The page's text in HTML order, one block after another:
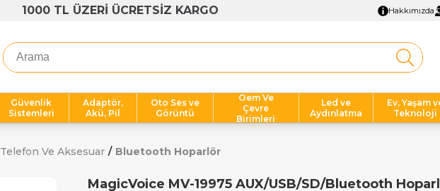
1000 TL ÜZERİ ÜCRETSİZ KARGO Hakkımızda
Güvenlik
Sistemleri
Adaptör,
Akü, Pil
Oto Ses ve
Görüntü
Oem Ve
Çevre
Birimleri
Led ve
Aydınlatma
Ev, Yaşam
Teknoloji
Telefon Ve Aksesuar Bluetooth Hoparlör
MagicVoice MV-19975 AUX/USB/SD/Bluetooth